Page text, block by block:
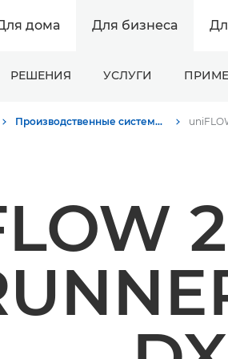
дома Для бизнеса
РЕШЕНИЯ УСЛУГИ
Производственные системы печати - Пресс-центр Canon